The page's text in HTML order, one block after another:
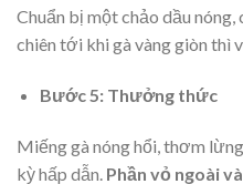
Chuẩn bị một chảo dầu nóng,
chiên tới khi gà vàng giòn thì
Bước 5: Thưởng thức
Miếng gà nóng hổi, thơm
kỳ hấp dẫn. Phần vỏ ngoài